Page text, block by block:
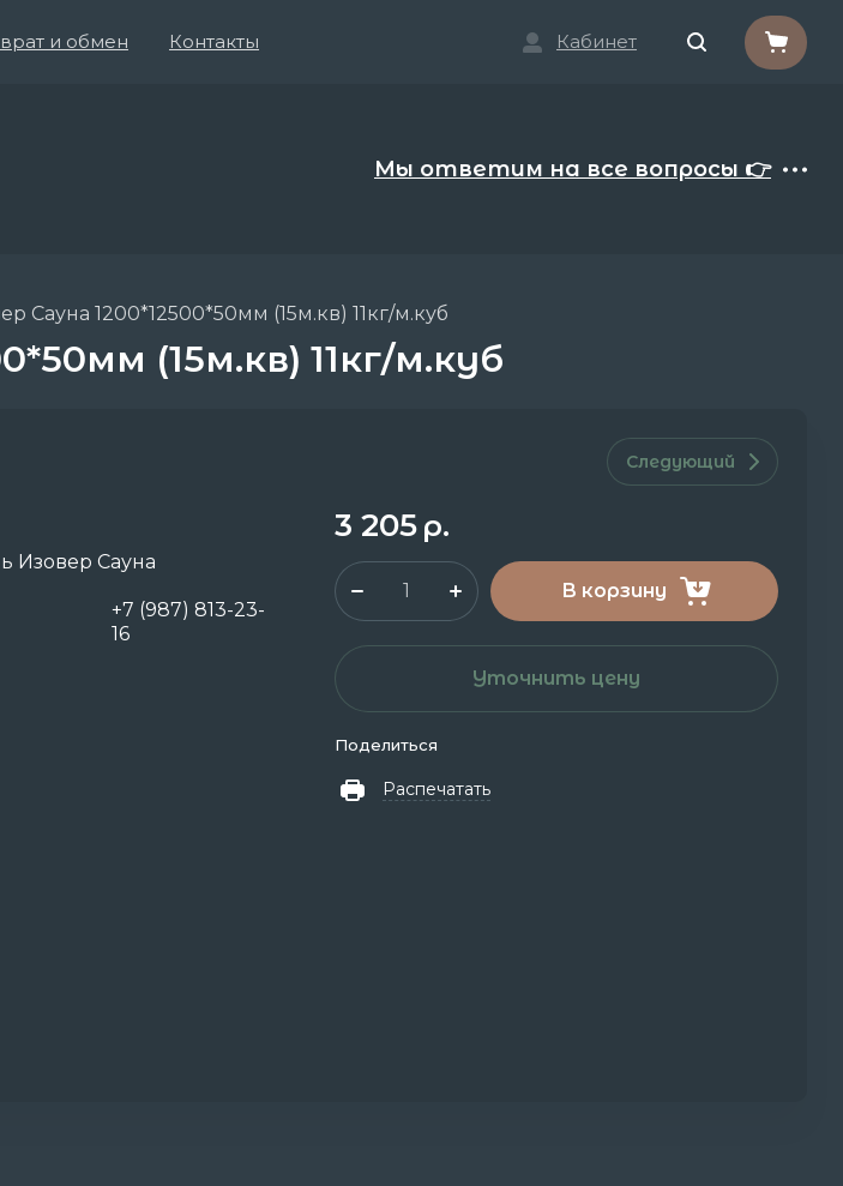
и обмен Контакты Кабинет
Мы ответим на все вопросы 👉
Сауна 1200*12500*50мм (15м.кв) 11кг/м.куб
(15м.кв) 11кг/м.куб
Следующий
Изовер Сауна
+7 (987) 813-23-
16
3 205 р.
В корзину
Уточнить цену
Поделиться
Распечатать